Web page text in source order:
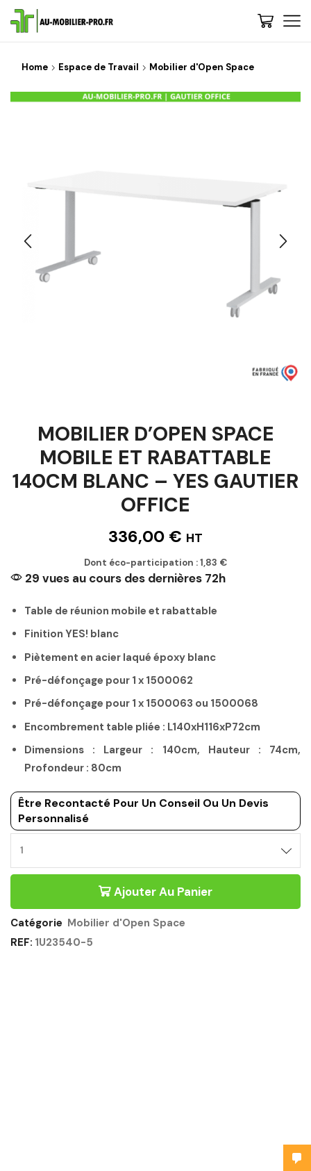
Home Espace de Travail Mobilier d'Open Space
MOBILIER D’OPEN SPACE
MOBILE ET RABATTABLE
140CM BLANC – YES GAUTIER
OFFICE
336,00 € HT
Dont éco-participation :1,83 €
29 vues au cours des dernières 72h
Table de réunion mobile et rabattable
Finition YES! blanc
Piètement en acier laqué époxy blanc
Pré-défonçage pour 1 x 1500062
Pré-défonçage pour 1 x 1500063 ou 1500068
Encombrement table pliée : L140xH116xP72cm
Dimensions : Largeur : 140cm, Hauteur : 74cm,
Profondeur : 80cm
Être Recontacté Pour Un Conseil Ou Un Devis
Personnalisé
Ajouter Au Panier
Catégorie Mobilier d'Open Space
REF: 1U23540-5